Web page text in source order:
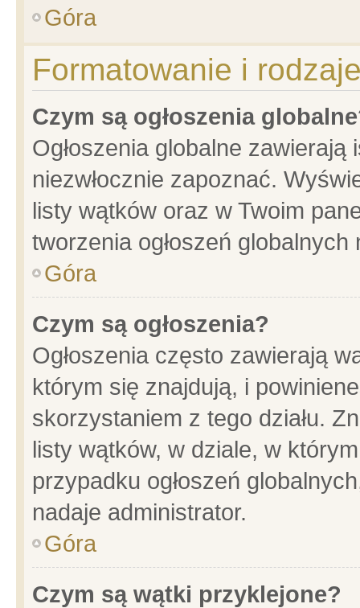
Góra
Formatowanie i
Czym są ogłoszenia
Ogłoszenia globalne
niezwłocznie zapoznać.
listy wątków oraz w Twoim
tworzenia ogłoszeń
Góra
Czym są ogłoszenia?
Ogłoszenia często zawierają
którym się znajdują, i
skorzystaniem z tego działu.
listy wątków, w dziale, w
przypadku ogłoszeń
nadaje administrator.
Góra
Czym są wątki przyklejone?